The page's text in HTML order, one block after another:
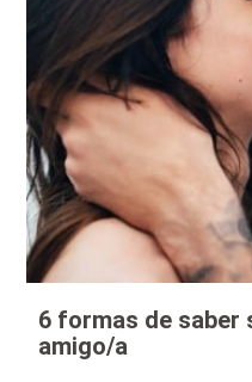
6 formas de saber
amigo/a